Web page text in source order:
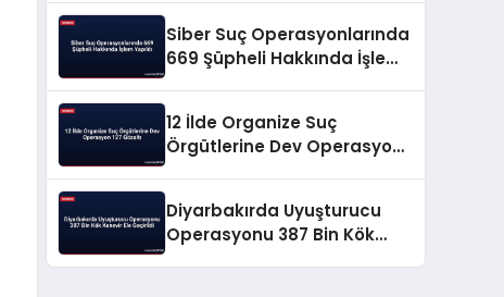
Siber Suç Operasyonlarında
669 Şüpheli Hakkında İşlem
12 İlde Organize Suç
Örgütlerine Dev Operasyon
Diyarbakırda Uyuşturucu
Operasyonu 387 Bin Kök